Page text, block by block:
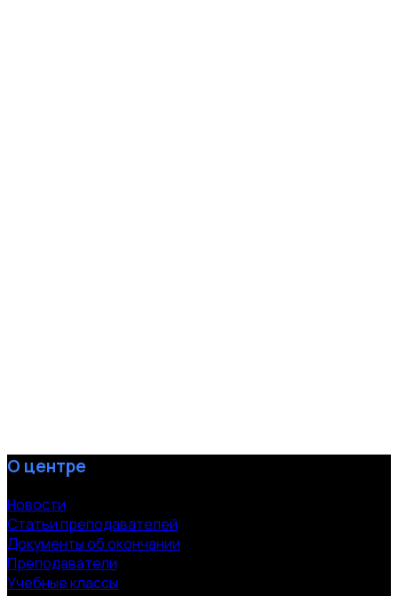
О центре
Новости
Статьи преподавателей
Документы об окончании
Преподаватели
Учебные классы